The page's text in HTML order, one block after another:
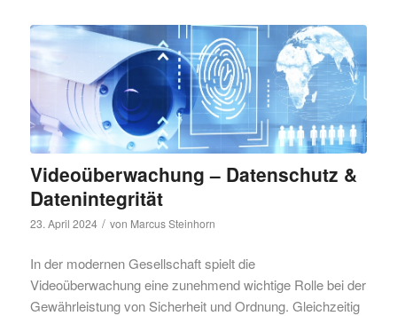
Videoüberwachung – Datenschutz &
Datenintegrität
23. April 2024 / von Marcus Steinhorn
In der modernen Gesellschaft spielt die
Videoüberwachung eine zunehmend wichtige Rolle bei der
Gewährleistung von Sicherheit und Ordnung. Gleichzeitig